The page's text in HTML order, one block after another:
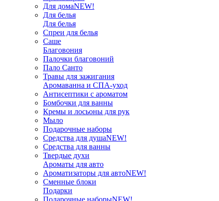
Для домаNEW!
Для белья
Для белья
Спреи для белья
Саше
Благовония
Палочки благовоний
Пало Санто
Травы для зажигания
Аромаванна и СПА-уход
Антисептики с ароматом
Бомбочки для ванны
Кремы и лосьоны для рук
Мыло
Подарочные наборы
Средства для душаNEW!
Средства для ванны
Твердые духи
Ароматы для авто
Ароматизаторы для автоNEW!
Сменные блоки
Подарки
Подарочные наборыNEW!